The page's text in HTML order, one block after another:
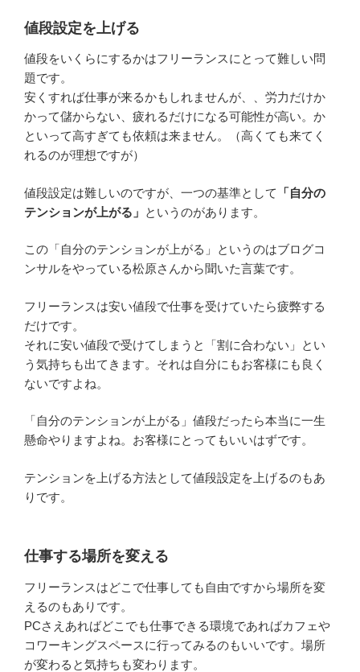
値段設定を上げる
値段をいくらにするかはフリーランスにとって難しい問
題です。
安くすれば仕事が来るかもしれませんが、、労力だけか
かって儲からない、疲れるだけになる可能性が高い。か
といって高すぎても依頼は来ません。（高くても来てく
れるのが理想ですが）
値段設定は難しいのですが、一つの基準として
「自分の
テンションが上がる」 というのがあります。
この「自分のテンションが上がる」というのはブログコ
ンサルをやっている松原さんから聞いた言葉です。
フリーランスは安い値段で仕事を受けていたら疲弊する
だけです。
それに安い値段で受けてしまうと「割に合わない」とい
う気持ちも出てきます。それは自分にもお客様にも良く
ないですよね。
「自分のテンションが上がる」値段だったら本当に一生
懸命やりますよね。お客様にとってもいいはずです。
テンションを上げる方法として値段設定を上げるのもあ
りです。
仕事する場所を変える
フリーランスはどこで仕事しても自由ですから場所を変
えるのもありです。
PCさえあればどこでも仕事できる環境であればカフェや
コワーキングスペースに行ってみるのもいいです。場所
が変わると気持ちも変わります。